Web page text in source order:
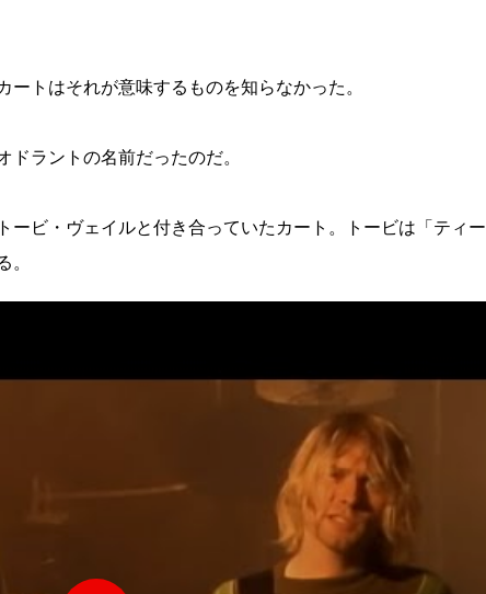
トはそれが意味するものを知らなかった。
ドラントの名前だったのだ。
ービ・ヴェイルと付き合っていたカート。トービは「ティー
。